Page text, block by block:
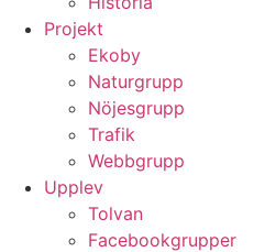
Projekt
Ekoby
Naturgrupp
Nöjesgrupp
Trafik
Webbgrupp
Upplev
Tolvan
Facebookgrupper